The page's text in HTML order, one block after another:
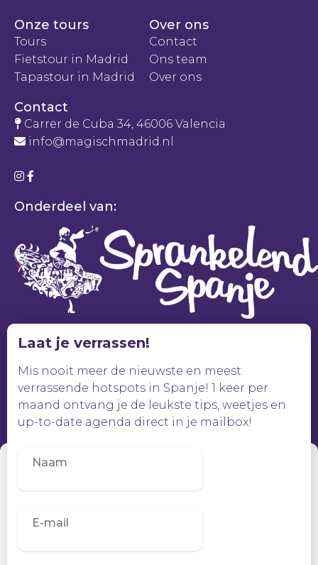
Om de beste ervaringen te bieden, gebruiken wij technologieën zoals
Door in te stemmen met deze technologieën kunnen wij gegevens
zoals surfgedrag of unieke ID's op deze site verwerken. Als je geen
invloed hebben op bepaalde functies en mogelijkheden.
Onze tours
Tours
Fietstour in Madrid
Tapastour in Madrid
Over ons
Contact
Ons team
Over ons
Contact
Carrer de Cuba 34, 46006 Valencia
info@magischmadrid.nl
Onderdeel van:
Laat je verrassen!
Mis nooit meer de nieuwste en meest
verrassende hotspots in Spanje! 1 keer per
maand ontvang je de leukste tips, weetjes en
up-to-date agenda direct in je mailbox!